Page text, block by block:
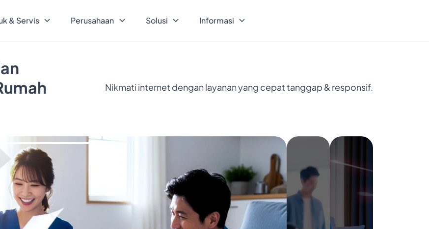
& Servis Perusahaan Solusi Informasi
Nikmati internet dengan layanan yang cepat tanggap & responsif.